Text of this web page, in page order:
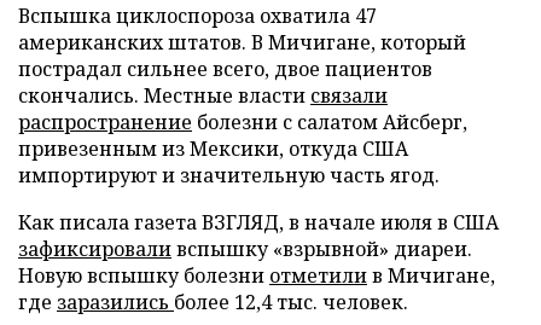
Вспышка циклоспороза охватила 47
американских штатов. В Мичигане, который
пострадал сильнее всего, двое пациентов
скончались. Местные власти связали
распространение болезни с салатом Айсберг,
привезенным из Мексики, откуда США
импортируют и значительную часть ягод.
Как писала газета ВЗГЛЯД, в начале июля в США
зафиксироваливспышку «взрывной» диареи.
Новую вспышку болезни отметилив Мичигане,
где заразились более 12,4 тыс. человек.